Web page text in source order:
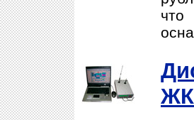
что